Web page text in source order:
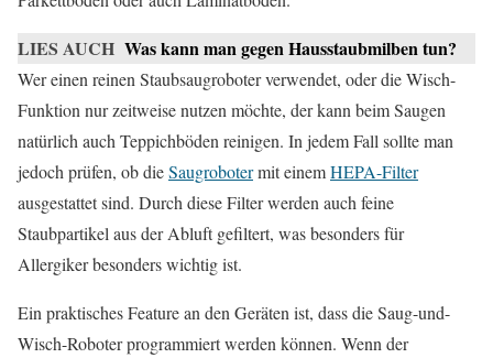
LIES AUCH Was kann man gegen Hausstaubmilben tun?
Wer einen reinen Staubsaugroboter verwendet, oder die Wisch-
Funktion nur zeitweise nutzen möchte, der kann beim Saugen
natürlich auch Teppichböden reinigen. In jedem Fall sollte man
jedoch prüfen, ob dieSaugrobotermit einemHEPA-Filter
ausgestattet sind. Durch diese Filter werden auch feine
Staubpartikel aus der Abluft gefiltert, was besonders für
Allergiker besonders wichtig ist.
Ein praktisches Feature an den Geräten ist, dass die Saug-und-
Wisch-Roboter programmiert werden können. Wenn der